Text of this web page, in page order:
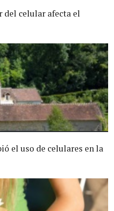
del celular afecta el
el uso de celulares en la